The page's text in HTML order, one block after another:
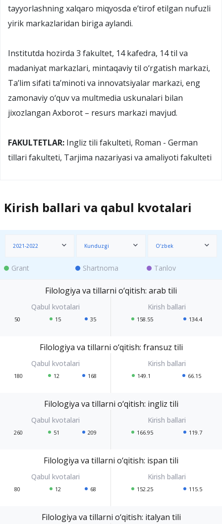
tayyorlashning xalqaro miqyosda e’tirof etilgan nufuzli
yirik markazlaridan biriga aylandi.
Institutda hozirda 3 fakultet, 14 kafedra, 14 til va
madaniyat markazlari, mintaqaviy til o‘rgatish markazi,
Ta’lim sifati ta’minoti va innovatsiyalar markazi, eng
zamonaviy o‘quv va multmedia uskunalari bilan
jixozlangan Axborot – resurs markazi mavjud.
FAKULTETLAR: Ingliz tili fakulteti, Roman - German
tillari fakulteti, Tarjima nazariyasi va amaliyoti fakulteti
Kirish ballari va qabul kvotalari
2021-2022 Kunduzgi O‘zbek
Grant Shartnoma Tanlov
Filologiya va tillarni o‘qitish: arab tili
50 15 35 158.55 134.4
Filologiya va tillarni o‘qitish: fransuz tili
180 12 168 149.1 66.15
Filologiya va tillarni o‘qitish: ingliz tili
260 51 209 166.95 119.7
Filologiya va tillarni o‘qitish: ispan tili
80 12 68 152.25 115.5
Filologiya va tillarni o‘qitish: italyan tili